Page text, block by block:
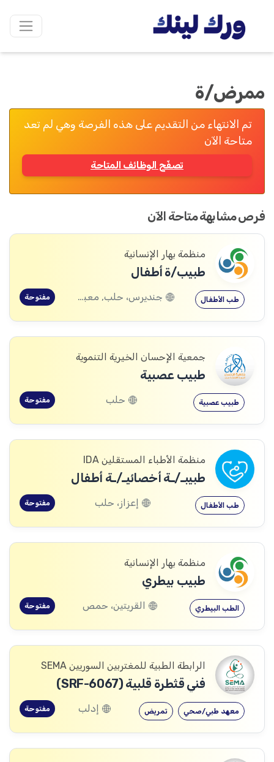
ممرض/ة
تم الانتهاء من التقديم على هذه الفرصة وهي لم تعد
متاحة الآن
تصفّح الوظائف المتاحة
فرص مشابهة متاحة الآن
منظمة بهار الإنسانية
طبيب/ة أطفال
طب الأطفال جنديرس، حلب, معبطلي، حلب مفتوحة
جمعية الإحسان الخيرية التنموية
طبيب عصبية
طبيب عصبية حلب مفتوحة
منظمة الأطباء المستقلين IDA
طبيبـ/ـة أخصائيـ/ـة أطفال
طب الأطفال إعزاز، حلب مفتوحة
منظمة بهار الإنسانية
طبيب بيطري
الطب البيطري القريتين، حمص مفتوحة
الرابطة الطبية للمغتربين السوريين SEMA
فني قثطرة قلبية (SRF-6067)
تمريض معهد طبي/صحي إدلب مفتوحة